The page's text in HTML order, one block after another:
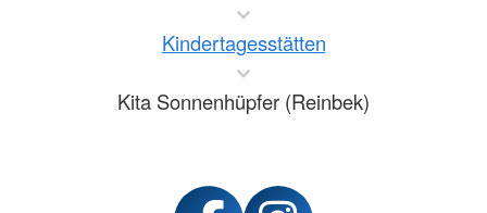
Kindertagesstätten
Kita Sonnenhüpfer (Reinbek)